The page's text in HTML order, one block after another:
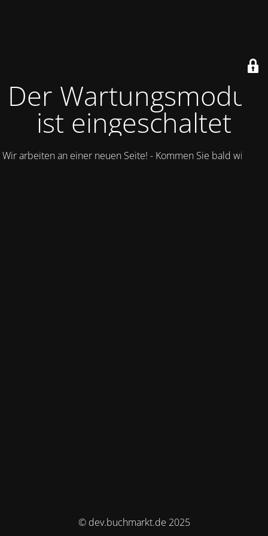
Der Wartungsmodus
ist eingeschaltet
Wir arbeiten an einer neuen Seite! - Kommen Sie bald wieder.
© dev.buchmarkt.de 2025